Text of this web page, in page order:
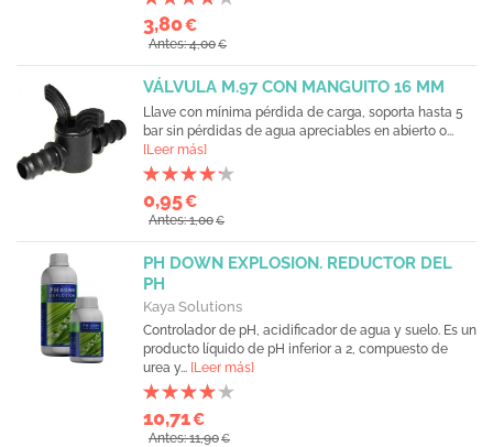
3,80€
Antes: 4,00€
VÁLVULA M.97 CON MANGUITO 16 MM
Llave con mínima pérdida de carga, soporta hasta 5
bar sin pérdidas de agua apreciables en abierto o...
[Leer más]
0,95€
Antes: 1,00€
PH DOWN EXPLOSION. REDUCTOR DEL
PH
Kaya Solutions
Controlador de pH, acidificador de agua y suelo. Es un
producto líquido de pH inferior a 2, compuesto de
urea y... [Leer más]
10,71€
Antes: 11,90€